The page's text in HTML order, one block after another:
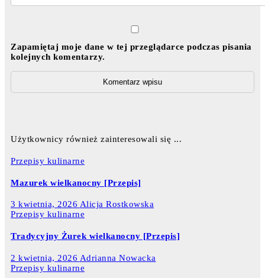
Zapamiętaj moje dane w tej przeglądarce podczas pisania
kolejnych komentarzy.
Użytkownicy również zainteresowali się ...
Przepisy kulinarne
Mazurek wielkanocny [Przepis]
3 kwietnia, 2026 Alicja Rostkowska
Przepisy kulinarne
Tradycyjny Żurek wielkanocny [Przepis]
2 kwietnia, 2026 Adrianna Nowacka
Przepisy kulinarne